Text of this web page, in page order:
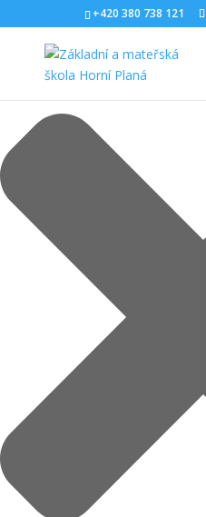
Spravovat Souhlas s cookies
+420 380 738 121